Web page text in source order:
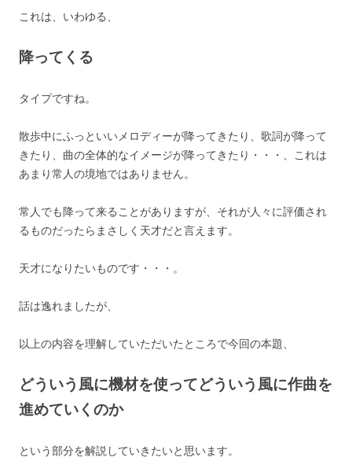
これは、いわゆる、
降ってくる
タイプですね。
散歩中にふっといいメロディーが降ってきたり、歌詞が降って
きたり、曲の全体的なイメージが降ってきたり・・・、これは
あまり常人の境地ではありません。
常人でも降って来ることがありますが、それが人々に評価され
るものだったらまさしく天才だと言えます。
天才になりたいものです・・・。
話は逸れましたが、
以上の内容を理解していただいたところで今回の本題、
どういう風に機材を使ってどういう風に作曲を
進めていくのか
という部分を解説していきたいと思います。